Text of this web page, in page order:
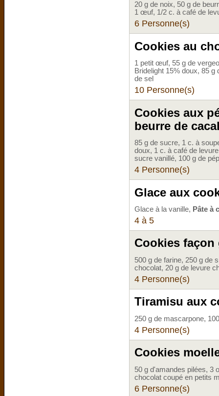
20 g de noix, 50 g de
1 œuf, 1/2 c. à café de
6 Personne(s)
Cookies au
1 petit œuf, 55 g de
Bridelight 15% doux, 85 g
de sel
10 Personne(s)
Cookies aux
beurre de
85 g de sucre, 1 c. à
doux, 1 c. à café de
sucre vanillé, 100 g de
4 Personne(s)
Glace aux
Glace à la vanille, Pâte à
4 à 5
Cookies
500 g de farine, 250 g de
chocolat, 20 g de levure
4 Personne(s)
Tiramisu aux
250 g de mascarpone,
4 Personne(s)
Cookies
50 g d'amandes pilées, 3
chocolat coupé en petits
6 Personne(s)